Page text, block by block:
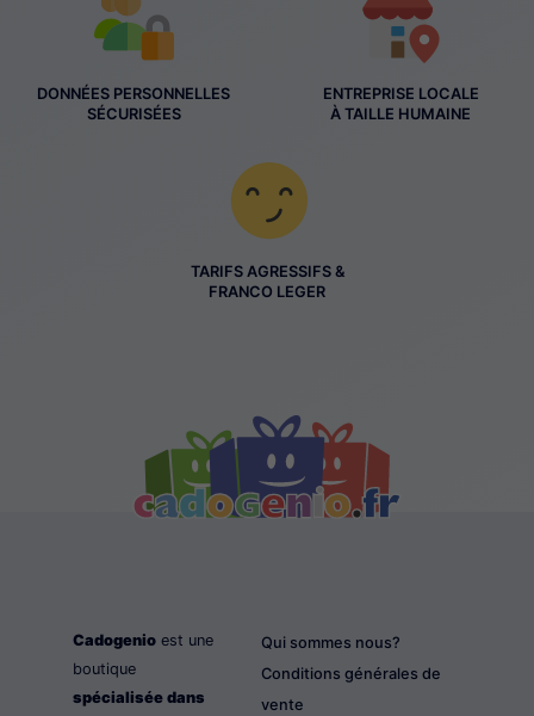
DONNÉES PERSONNELLES
SÉCURISÉES
ENTREPRISE LOCALE
À TAILLE HUMAINE
TARIFS AGRESSIFS &
FRANCO LEGER
Cadogenio est une
boutique
spécialisée dans
Qui sommes nous?
Conditions générales de
vente